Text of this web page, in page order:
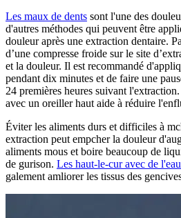
Les maux de dents sont l'une des
d'autres méthodes qui peuvent être
douleur après une extraction dentaire.
d’une compresse froide sur le site
et la douleur. Il est recommandé
pendant dix minutes et de faire une
24 premières heures suivant
avec un oreiller haut aide à réduire
Éviter les aliments durs et difficiles à
extraction peut empcher la douleur
aliments mous et boire beaucoup de
de gurison. Les haut-le-cur avec de
galement amliorer les tissus des